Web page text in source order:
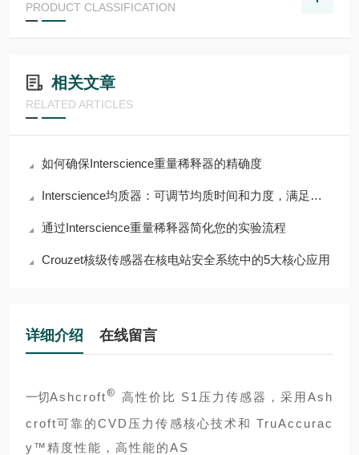
PRODUCT CLASSIFICATION
相关文章
RELATED ARTICLES
如何确保Interscience重量稀释器的精确度
Interscience均质器：可调节均质时间和力度，满足多样需求
通过Interscience重量稀释器简化您的实验流程
Crouzet核级传感器在核电站安全系统中的5大核心应用
详细介绍 在线留言
一切Ashcroft ® 高性价比 S1压力传感器，采用Ash
croft可靠的CVD压力传感核心技术和 TruAccurac
y™精度性能，高性能的AS